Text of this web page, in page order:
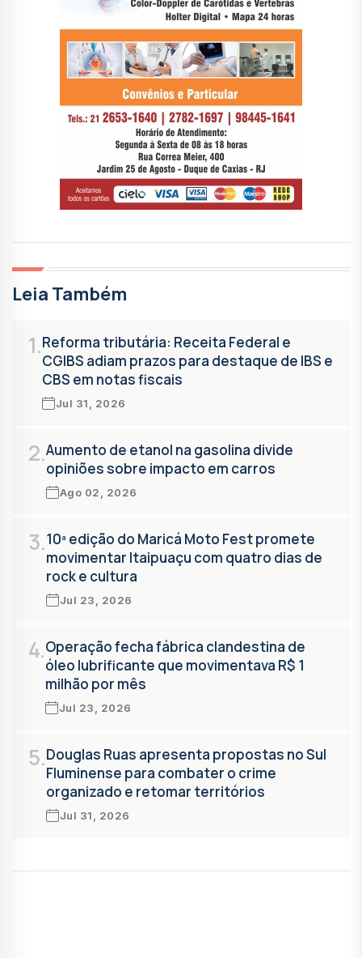
Leia Também
1.Reforma tributária: Receita Federal e
CGIBS adiam prazos para destaque de IBS e
CBS em notas fiscais
Jul 31, 2026
2.Aumento de etanol na gasolina divide
opiniões sobre impacto em carros
Ago 02, 2026
3.10ª edição do Maricá Moto Fest promete
movimentar Itaipuaçu com quatro dias de
rock e cultura
Jul 23, 2026
4.Operação fecha fábrica clandestina de
óleo lubrificante que movimentava R$ 1
milhão por mês
Jul 23, 2026
5.Douglas Ruas apresenta propostas no Sul
Fluminense para combater o crime
organizado e retomar territórios
Jul 31, 2026